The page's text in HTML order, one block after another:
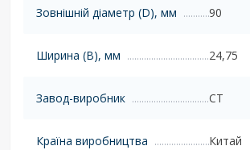
Зовнішній діаметр (D), мм 90
Ширина (B), мм 24,75
Завод-виробник CT
Країна виробництва Китай